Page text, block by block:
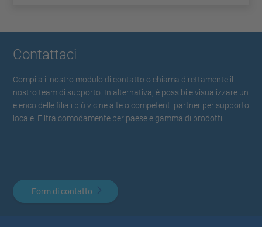
Contattaci
Compila il nostro modulo di contatto o chiama direttamente il
nostro team di supporto. In alternativa, è possibile visualizzare un
elenco delle filiali più vicine a te o competenti partner per supporto
locale. Filtra comodamente per paese e gamma di prodotti.
Form di contatto